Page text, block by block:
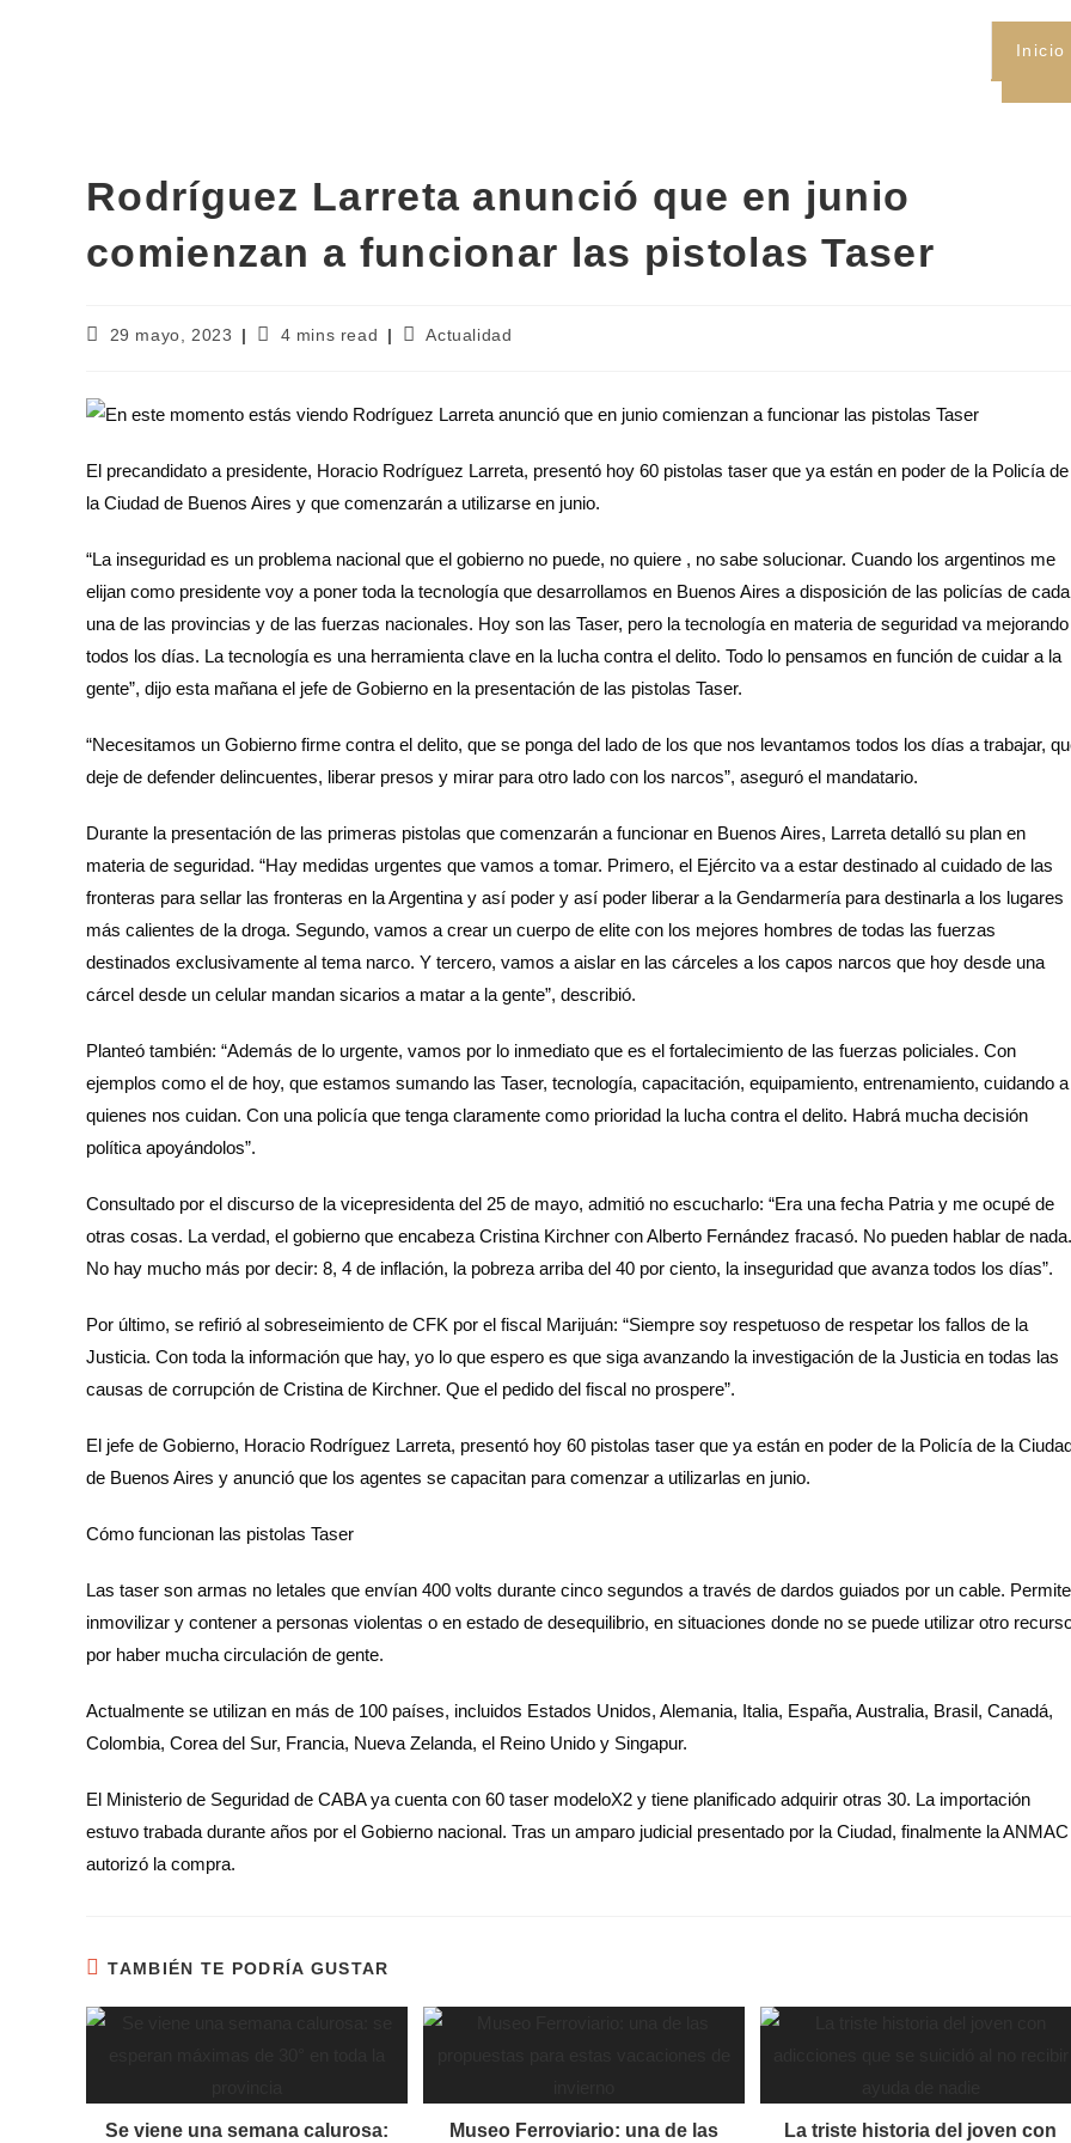
Inicio
Rodríguez Larreta anunció que en junio
comienzan a funcionar las pistolas Taser
29 mayo, 2023 4 mins read Actualidad
El precandidato a presidente, Horacio Rodríguez Larreta, presentó hoy 60 pistolas taser que ya están en poder de la Policía de
la Ciudad de Buenos Aires y que comenzarán a utilizarse en junio.
“La inseguridad es un problema nacional que el gobierno no puede, no quiere , no sabe solucionar. Cuando los argentinos me
elijan como presidente voy a poner toda la tecnología que desarrollamos en Buenos Aires a disposición de las policías de cada
una de las provincias y de las fuerzas nacionales. Hoy son las Taser, pero la tecnología en materia de seguridad va mejorando
todos los días. La tecnología es una herramienta clave en la lucha contra el delito. Todo lo pensamos en función de cuidar a la
gente”, dijo esta mañana el jefe de Gobierno en la presentación de las pistolas Taser.
“Necesitamos un Gobierno firme contra el delito, que se ponga del lado de los que nos levantamos todos los días a trabajar,
deje de defender delincuentes, liberar presos y mirar para otro lado con los narcos”, aseguró el mandatario.
Durante la presentación de las primeras pistolas que comenzarán a funcionar en Buenos Aires, Larreta detalló su plan en
materia de seguridad. “Hay medidas urgentes que vamos a tomar. Primero, el Ejército va a estar destinado al cuidado de las
fronteras para sellar las fronteras en la Argentina y así poder y así poder liberar a la Gendarmería para destinarla a los lugares
más calientes de la droga. Segundo, vamos a crear un cuerpo de elite con los mejores hombres de todas las fuerzas
destinados exclusivamente al tema narco. Y tercero, vamos a aislar en las cárceles a los capos narcos que hoy desde una
cárcel desde un celular mandan sicarios a matar a la gente”, describió.
Planteó también: “Además de lo urgente, vamos por lo inmediato que es el fortalecimiento de las fuerzas policiales. Con
ejemplos como el de hoy, que estamos sumando las Taser, tecnología, capacitación, equipamiento, entrenamiento, cuidando a
quienes nos cuidan. Con una policía que tenga claramente como prioridad la lucha contra el delito. Habrá mucha decisión
política apoyándolos”.
Consultado por el discurso de la vicepresidenta del 25 de mayo, admitió no escucharlo: “Era una fecha Patria y me ocupé de
otras cosas. La verdad, el gobierno que encabeza Cristina Kirchner con Alberto Fernández fracasó. No pueden hablar de nada.
No hay mucho más por decir: 8, 4 de inflación, la pobreza arriba del 40 por ciento, la inseguridad que avanza todos los días”.
Por último, se refirió al sobreseimiento de CFK por el fiscal Marijuán: “Siempre soy respetuoso de respetar los fallos de la
Justicia. Con toda la información que hay, yo lo que espero es que siga avanzando la investigación de la Justicia en todas las
causas de corrupción de Cristina de Kirchner. Que el pedido del fiscal no prospere”.
El jefe de Gobierno, Horacio Rodríguez Larreta, presentó hoy 60 pistolas taser que ya están en poder de la Policía de la
de Buenos Aires y anunció que los agentes se capacitan para comenzar a utilizarlas en junio.
Cómo funcionan las pistolas Taser
Las taser son armas no letales que envían 400 volts durante cinco segundos a través de dardos guiados por un cable.
inmovilizar y contener a personas violentas o en estado de desequilibrio, en situaciones donde no se puede utilizar otro
por haber mucha circulación de gente.
Actualmente se utilizan en más de 100 países, incluidos Estados Unidos, Alemania, Italia, España, Australia, Brasil, Canadá,
Colombia, Corea del Sur, Francia, Nueva Zelanda, el Reino Unido y Singapur.
El Ministerio de Seguridad de CABA ya cuenta con 60 taser modeloX2 y tiene planificado adquirir otras 30. La importación
estuvo trabada durante años por el Gobierno nacional. Tras un amparo judicial presentado por la Ciudad, finalmente la ANMAC
autorizó la compra.
TAMBIÉN TE PODRÍA GUSTAR
Se viene una semana calurosa: Museo Ferroviario: una de las La triste historia del joven con